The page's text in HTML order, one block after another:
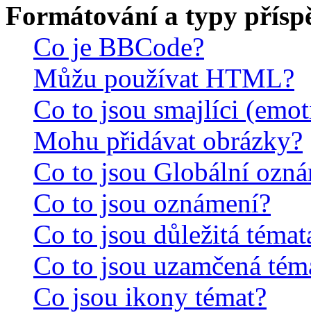
Formátování a typy
Co je BBCode?
Můžu používat HTML?
Co to jsou smajlíci
Mohu přidávat obrázky?
Co to jsou Globální
Co to jsou oznámení?
Co to jsou důležitá
Co to jsou uzamčená
Co jsou ikony témat?